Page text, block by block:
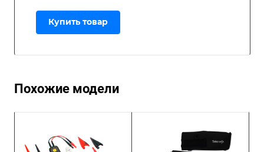
Купить товар
Похожие модели